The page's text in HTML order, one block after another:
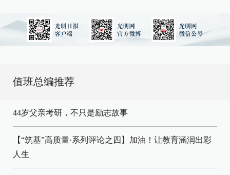
值班总编推荐
44岁父亲考研，不只是励志故事
【“筑基”高质量·系列评论之四】加油！让教育涵润出彩
人生